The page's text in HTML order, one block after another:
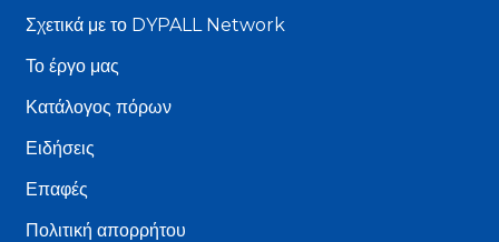
Σχετικά με το DYPALL Network
Το έργο μας
Κατάλογος πόρων
Ειδήσεις
Επαφές
Πολιτική απορρήτου